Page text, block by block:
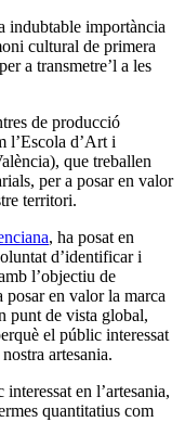
indubtable importància
cultural de primera
a transmetre’l a les
de producció
l’Escola d’Art i
que treballen
per a posar en valor
territori.
, ha posat en
d’identificar i
l’objectiu de
en valor la marca
punt de vista global,
el públic interessat
artesania.
en l’artesania,
quantitatius com